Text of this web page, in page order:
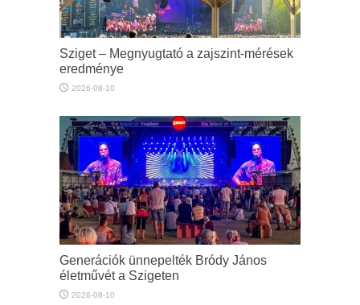
Sziget – Megnyugtató a zajszint-mérések
eredménye
2026-08-10
Generációk ünnepelték Bródy János
életművét a Szigeten
2026-08-10